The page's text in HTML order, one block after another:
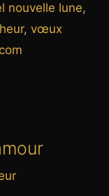
nouvelle lune,
, vœux